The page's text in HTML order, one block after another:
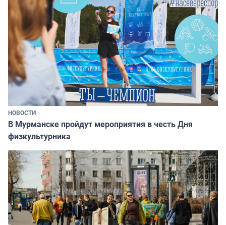
НОВОСТИ
В Мурманске пройдут мероприятия в честь Дня
физкультурника